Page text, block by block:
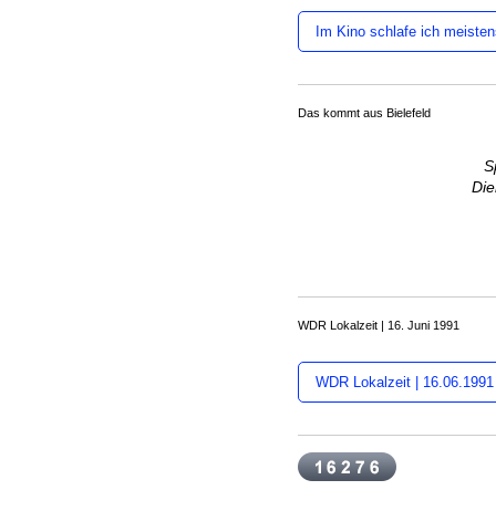
Im Kino schlafe ich
Das kommt aus Bielefeld
WDR Lokalzeit | 16. Juni 1991
WDR Lokalzeit | 16.06.1991